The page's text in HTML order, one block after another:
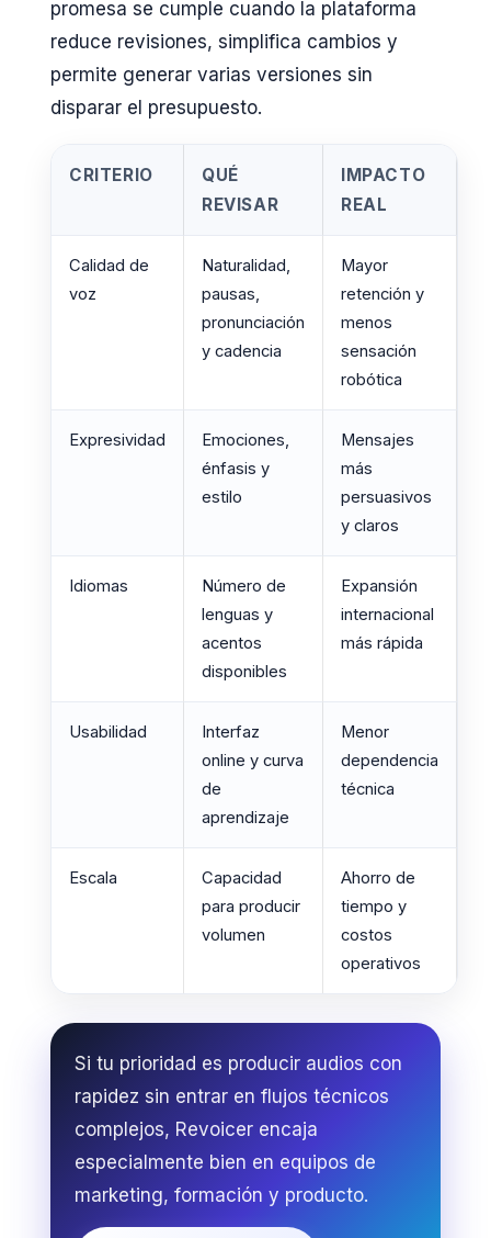
promesa se cumple cuando la plataforma
reduce revisiones, simplifica cambios y
permite generar varias versiones sin
disparar el presupuesto.
CRITERIO
QUÉ
REVISAR
IMPACTO
REAL
Calidad de
voz
Naturalidad,
pausas,
pronunciación
y cadencia
Mayor
retención y
menos
sensación
robótica
Expresividad
Emociones,
énfasis y
estilo
Mensajes
más
persuasivos
y claros
Idiomas
Número de
lenguas y
acentos
disponibles
Expansión
internacional
más rápida
Usabilidad
Interfaz
online y curva
de
aprendizaje
Menor
dependencia
técnica
Escala
Capacidad
para producir
volumen
Ahorro de
tiempo y
costos
operativos
Si tu prioridad es producir audios con
rapidez sin entrar en flujos técnicos
complejos, Revoicer encaja
especialmente bien en equipos de
marketing, formación y producto.